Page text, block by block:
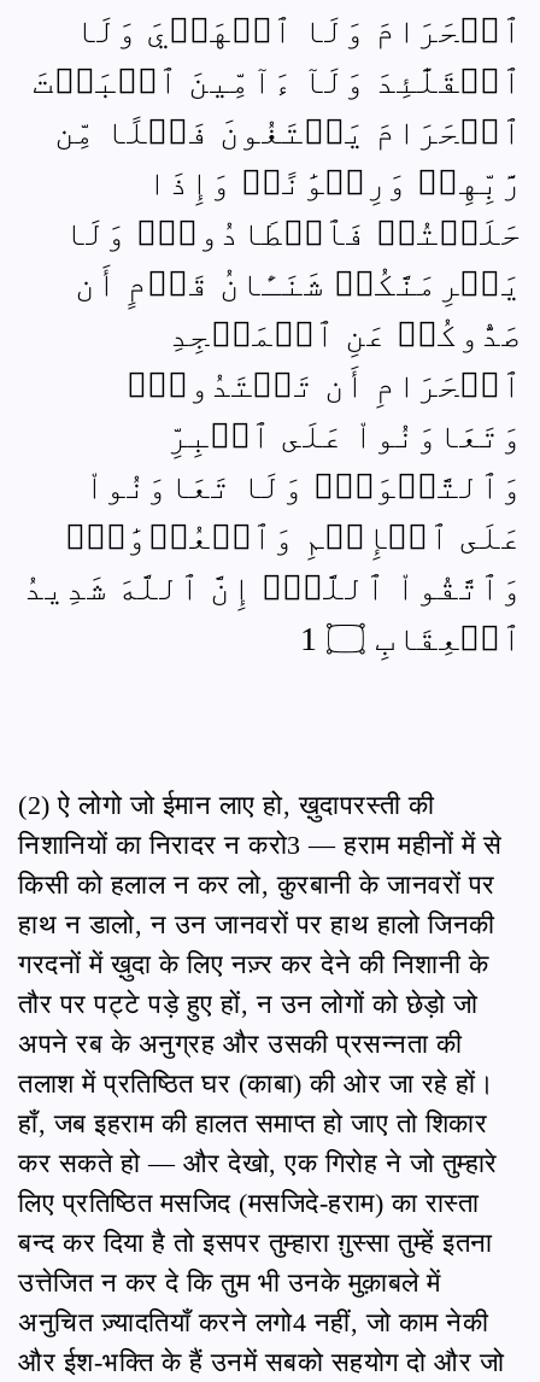
ٱلۡحَرَامَ وَلَا ٱلۡهَدۡيَ وَلَا
ٱلۡقَلَٰٓئِدَ وَلَآ ءَآمِّينَ ٱلۡبَيۡتَ
ٱلۡحَرَامَ يَبۡتَغُونَ فَضۡلًا مِّن
رَّبِّهِمۡ وَرِضۡوَٰنًاۚ وَإِذَا
حَلَلۡتُمۡ فَٱصۡطَادُواْۚ وَلَا
يَجۡرِمَنَّكُمۡ شَنَـَٔانُ قَوۡمٍ أَن
صَدُّوكُمۡ عَنِ ٱلۡمَسۡجِدِ
ٱلۡحَرَامِ أَن تَعۡتَدُواْۘ
وَتَعَاوَنُواْ عَلَى ٱلۡبِرِّ
وَٱلتَّقۡوَىٰۖ وَلَا تَعَاوَنُواْ
عَلَى ٱلۡإِثۡمِ وَٱلۡعُدۡوَٰنِۚ
وَٱتَّقُواْ ٱللَّهَۖ إِنَّ ٱللَّهَ شَدِيدُ
ٱلۡعِقَابِ ۝ 1
(2) ऐ लोगो जो ईमान लाए हो, ख़ुदापरस्ती की
निशानियों का निरादर न करो3 — हराम महीनों में से
किसी को हलाल न कर लो, क़ुरबानी के जानवरों पर
हाथ न डालो, न उन जानवरों पर हाथ हालो जिनकी
गरदनों में ख़ुदा के लिए नज़्र कर देने की निशानी के
तौर पर पट्टे पड़े हुए हों, न उन लोगों को छेड़ो जो
अपने रब के अनुग्रह और उसकी प्रसन्नता की
तलाश में प्रतिष्ठित घर (काबा) की ओर जा रहे हों।
हाँ, जब इहराम की हालत समाप्त हो जाए तो शिकार
कर सकते हो — और देखो, एक गिरोह ने जो तुम्हारे
लिए प्रतिष्ठित मसजिद (मसजिदे-हराम) का रास्ता
बन्द कर दिया है तो इसपर तुम्हारा ग़ुस्सा तुम्हें इतना
उत्तेजित न कर दे कि तुम भी उनके मुक़ाबले में
अनुचित ज़्यादतियाँ करने लगो4 नहीं, जो काम नेकी
और ईश-भक्ति के हैं उनमें सबको सहयोग दो और जो